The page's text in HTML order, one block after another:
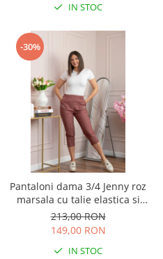
IN STOC
-30%
Pantaloni dama 3/4 Jenny roz
marsala cu talie elastica si
fermoare decorative
213,00 RON
149,00 RON
IN STOC